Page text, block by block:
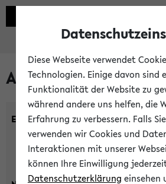
Alle Lehrenden
Einrichtung:
Diese Webseite verwendet
Technologien. Einige davon sind
Funktionalität der Website zu
während andere uns helfen, die
Erfahrung zu verbessern. Falls
verwenden wir Cookies und
Interaktionen mit unserer
können Ihre Einwilligung
Datenschutzerklärung einsehen